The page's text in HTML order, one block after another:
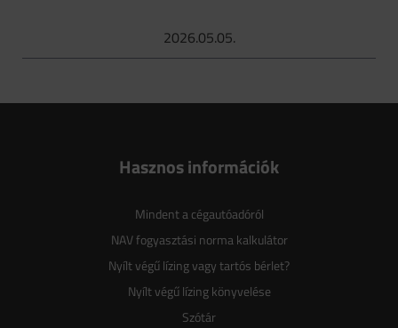
2026.05.05.
Hasznos információk
Mindent a cégautóadóról
NAV fogyasztási norma kalkulátor
Nyílt végű lízing vagy tartós bérlet?
Nyílt végű lízing könyvelése
Szótár